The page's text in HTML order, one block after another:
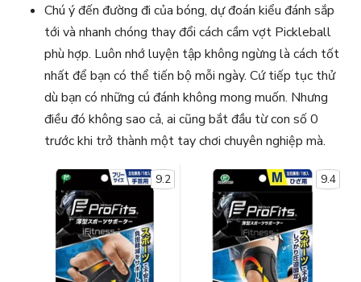
Chú ý đến đường đi của bóng, dự đoán kiểu đánh sắp
tới và nhanh chóng thay đổi cách cầm vợt Pickleball
phù hợp. Luôn nhớ luyện tập không ngừng là cách tốt
nhất để bạn có thể tiến bộ mỗi ngày. Cứ tiếp tục thử
dù bạn có những cú đánh không mong muốn. Nhưng
điều đó không sao cả, ai cũng bắt đầu từ con số 0
trước khi trở thành một tay chơi chuyên nghiệp mà.
9.2 9.4